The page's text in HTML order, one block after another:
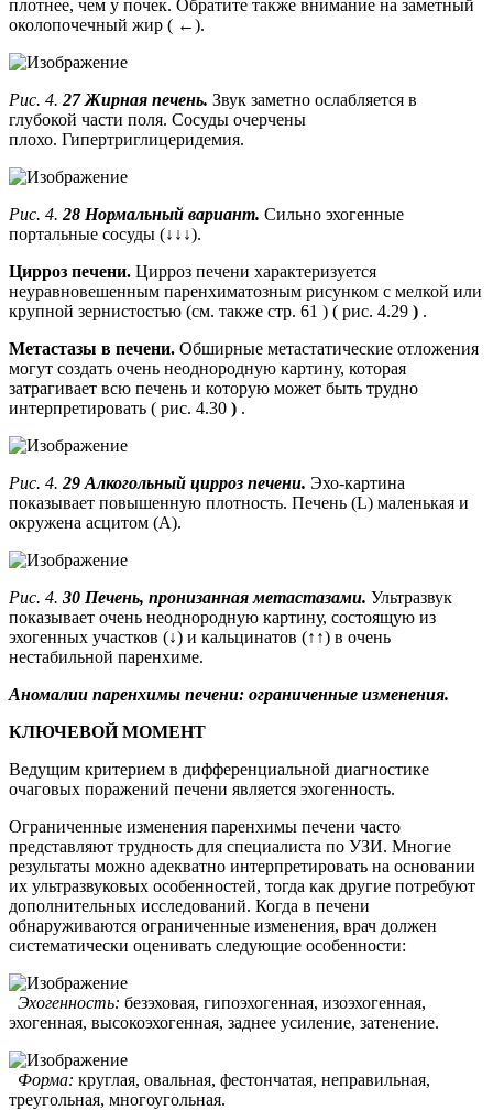
плотнее, чем у почек. Обратите также внимание на заметный
околопочечный жир ( ←).
Рис. 4. 27 Жирная печень. Звук заметно ослабляется в
глубокой части поля. Сосуды очерчены
плохо. Гипертриглицеридемия.
Рис. 4. 28 Нормальный вариант. Сильно эхогенные
портальные сосуды (↓↓↓).
Цирроз печени. Цирроз печени характеризуется
неуравновешенным паренхиматозным рисунком с мелкой или
крупной зернистостью (см. также стр. 61 ) ( рис. 4.29 ) .
Метастазы в печени. Обширные метастатические отложения
могут создать очень неоднородную картину, которая
затрагивает всю печень и которую может быть трудно
интерпретировать ( рис. 4.30 ) .
Рис. 4. 29 Алкогольный цирроз печени. Эхо-картина
показывает повышенную плотность. Печень (L) маленькая и
окружена асцитом (А).
Рис. 4. 30 Печень, пронизанная метастазами. Ультразвук
показывает очень неоднородную картину, состоящую из
эхогенных участков (↓) и кальцинатов (↑↑) в очень
нестабильной паренхиме.
Аномалии паренхимы печени: ограниченные изменения.
КЛЮЧЕВОЙ МОМЕНТ
Ведущим критерием в дифференциальной диагностике
очаговых поражений печени является эхогенность.
Ограниченные изменения паренхимы печени часто
представляют трудность для специалиста по УЗИ. Многие
результаты можно адекватно интерпретировать на основании
их ультразвуковых особенностей, тогда как другие потребуют
дополнительных исследований. Когда в печени
обнаруживаются ограниченные изменения, врач должен
систематически оценивать следующие особенности:
Эхогенность: безэховая, гипоэхогенная, изоэхогенная,
эхогенная, высокоэхогенная, заднее усиление, затенение.
Форма: круглая, овальная, фестончатая, неправильная,
треугольная, многоугольная.